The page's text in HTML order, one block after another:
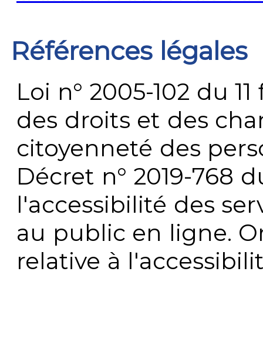
Références légales
Loi n° 2005-102 du
des droits et des
citoyenneté des
Décret n° 2019-768
l'accessibilité des
au public en ligne.
relative à